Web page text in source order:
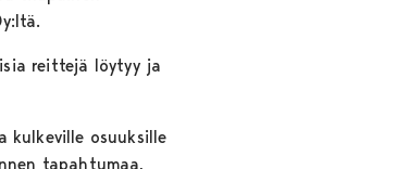
reittejä löytyy ja
kulkeville osuuksille
tapahtumaa,